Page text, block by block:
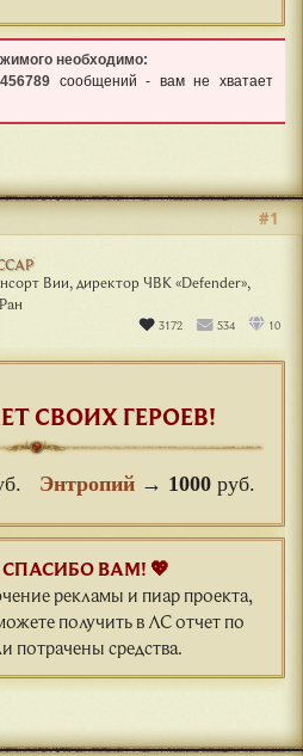
необходимо:
сообщений - вам не хватает
Вии, директор ЧВК «Defender»,
3172 534 10
#1
СВОИХ ГЕРОЕВ!
Энтропий → 1000 руб.
СПАСИБО ВАМ! 💖
рекламы и пиар проекта,
получить в ЛС отчет по
потрачены средства.